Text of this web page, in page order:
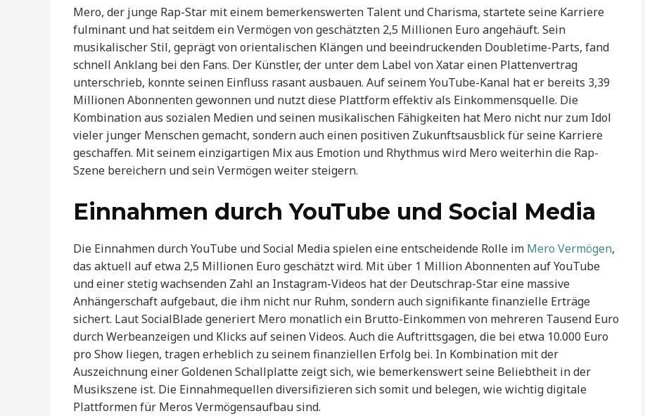
Mero, der junge Rap-Star mit einem bemerkenswerten Talent und Charisma, startete seine Karriere
fulminant und hat seitdem ein Vermögen von geschätzten 2,5 Millionen Euro angehäuft. Sein
musikalischer Stil, geprägt von orientalischen Klängen und beeindruckenden Doubletime-Parts, fand
schnell Anklang bei den Fans. Der Künstler, der unter dem Label von Xatar einen Plattenvertrag
unterschrieb, konnte seinen Einfluss rasant ausbauen. Auf seinem YouTube-Kanal hat er bereits 3,39
Millionen Abonnenten gewonnen und nutzt diese Plattform effektiv als Einkommensquelle. Die
Kombination aus sozialen Medien und seinen musikalischen Fähigkeiten hat Mero nicht nur zum Idol
vieler junger Menschen gemacht, sondern auch einen positiven Zukunftsausblick für seine Karriere
geschaffen. Mit seinem einzigartigen Mix aus Emotion und Rhythmus wird Mero weiterhin die Rap-
Szene bereichern und sein Vermögen weiter steigern.
Einnahmen durch YouTube und Social Media
Die Einnahmen durch YouTube und Social Media spielen eine entscheidende Rolle im Mero Vermögen,
das aktuell auf etwa 2,5 Millionen Euro geschätzt wird. Mit über 1 Million Abonnenten auf YouTube
und einer stetig wachsenden Zahl an Instagram-Videos hat der Deutschrap-Star eine massive
Anhängerschaft aufgebaut, die ihm nicht nur Ruhm, sondern auch signifikante finanzielle Erträge
sichert. Laut SocialBlade generiert Mero monatlich ein Brutto-Einkommen von mehreren Tausend Euro
durch Werbeanzeigen und Klicks auf seinen Videos. Auch die Auftrittsgagen, die bei etwa 10.000 Euro
pro Show liegen, tragen erheblich zu seinem finanziellen Erfolg bei. In Kombination mit der
Auszeichnung einer Goldenen Schallplatte zeigt sich, wie bemerkenswert seine Beliebtheit in der
Musikszene ist. Die Einnahmequellen diversifizieren sich somit und belegen, wie wichtig digitale
Plattformen für Meros Vermögensaufbau sind.